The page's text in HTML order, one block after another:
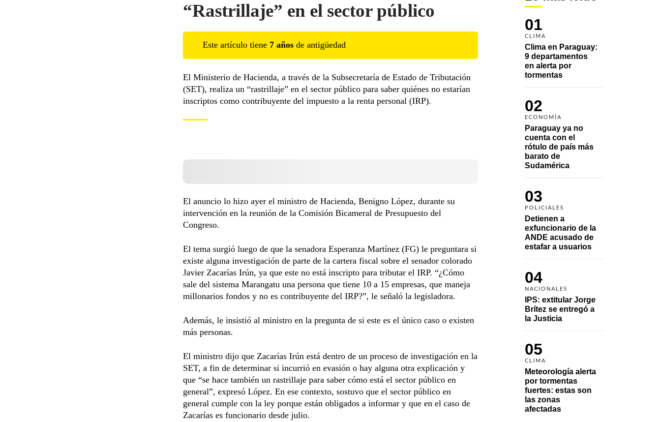
01
CLIMA
Clima en Paraguay:
9 departamentos
en alerta por
tormentas
02
ECONOMÍA
Paraguay ya no
cuenta con el
rótulo de país más
barato de
Sudamérica
03
POLICIALES
Detienen a
exfuncionario de la
ANDE acusado de
estafar a usuarios
04
NACIONALES
IPS: extitular Jorge
Brítez se entregó a
la Justicia
05
CLIMA
Meteorología alerta
por tormentas
fuertes: estas son
las zonas
afectadas
“Rastrillaje” en el sector público
Este artículo tiene 7 años de antigüedad
El Ministerio de Hacienda, a través de la Subsecretaría de Estado de Tributación
(SET), realiza un “rastrillaje” en el sector público para saber quiénes no estarían
inscriptos como contribuyente del impuesto a la renta personal (IRP).
El anuncio lo hizo ayer el ministro de Hacienda, Benigno López, durante su
intervención en la reunión de la Comisión Bicameral de Presupuesto del
Congreso.
El tema surgió luego de que la senadora Esperanza Martínez (FG) le preguntara si
existe alguna investigación de parte de la cartera fiscal sobre el senador colorado
Javier Zacarías Irún, ya que este no está inscripto para tributar el IRP. “¿Cómo
sale del sistema Marangatu una persona que tiene 10 a 15 empresas, que maneja
millonarios fondos y no es contribuyente del IRP?”, le señaló la legisladora.
Además, le insistió al ministro en la pregunta de si este es el único caso o existen
más personas.
El ministro dijo que Zacarías Irún está dentro de un proceso de investigación en la
SET, a fin de determinar si incurrió en evasión o hay alguna otra explicación y
que “se hace también un rastrillaje para saber cómo está el sector público en
general”, expresó López. En ese contexto, sostuvo que el sector público en
general cumple con la ley porque están obligados a informar y que en el caso de
Zacarías es funcionario desde julio.